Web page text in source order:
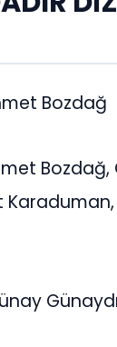
Bozdağ
Bozdağ,
Karaduman,